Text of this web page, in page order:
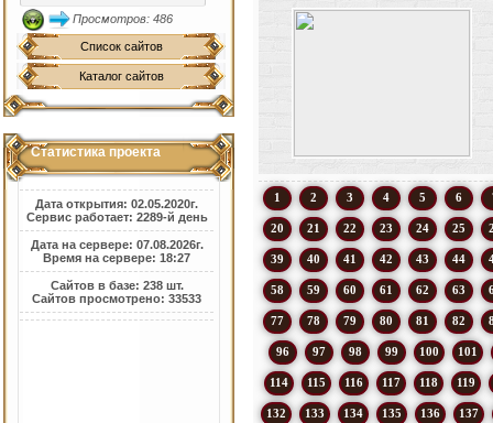
Просмотров: 486
Список сайтов
Каталог сайтов
Статистика проекта
Дата открытия: 02.05.2020г.
Сервис работает: 2289-й день
Дата на сервере: 07.08.2026г.
Время на сервере: 18:27
Сайтов в базе: 238 шт.
Сайтов просмотрено: 33533
1 2 3 4 5 6
20 21 22 23 24 25
39 40 41 42 43 44
58 59 60 61 62 63
77 78 79 80 81 82
96 97 98 99 100 101
114 115 116 117 118 119
132 133 134 135 136 137